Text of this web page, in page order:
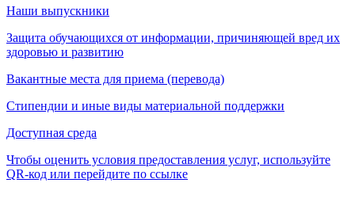
Наши выпускники
Защита обучающихся от информации, причиняющей вред их
здоровью и развитию
Вакантные места для приема (перевода)
Стипендии и иные виды материальной поддержки
Доступная среда
Чтобы оценить условия предоставления услуг, используйте
QR-код или перейдите по ссылке